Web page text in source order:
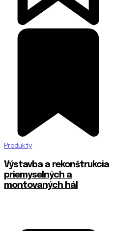
Produkty
Výstavba a rekonštrukcia
priemyselných a
montovaných hál